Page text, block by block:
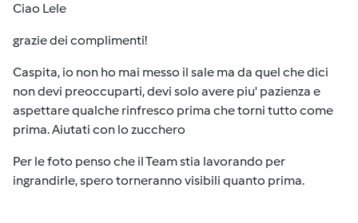
Ciao Lele
grazie dei complimenti!
Caspita, io non ho mai messo il sale ma da quel che dici
non devi preoccuparti, devi solo avere piu' pazienza e
aspettare qualche rinfresco prima che torni tutto come
prima. Aiutati con lo zucchero
Per le foto penso che il Team stia lavorando per
ingrandirle, spero torneranno visibili quanto prima.